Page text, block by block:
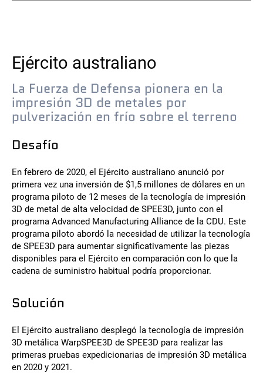
Recursos
Póngase en contacto
Síguenos
X Facebook LinkedIn YouTube
Ejército australiano
La Fuerza de Defensa pionera en la
impresión 3D de metales por
pulverización en frío sobre el terreno
Desafío
En febrero de 2020, el Ejército australiano anunció por
primera vez una inversión de $1,5 millones de dólares en un
programa piloto de 12 meses de la tecnología de impresión
3D de metal de alta velocidad de SPEE3D, junto con el
programa Advanced Manufacturing Alliance de la CDU. Este
programa piloto abordó la necesidad de utilizar la tecnología
de SPEE3D para aumentar significativamente las piezas
disponibles para el Ejército en comparación con lo que la
cadena de suministro habitual podría proporcionar.
Solución
El Ejército australiano desplegó la tecnología de impresión
3D metálica WarpSPEE3D de SPEE3D para realizar las
primeras pruebas expedicionarias de impresión 3D metálica
en 2020 y 2021.